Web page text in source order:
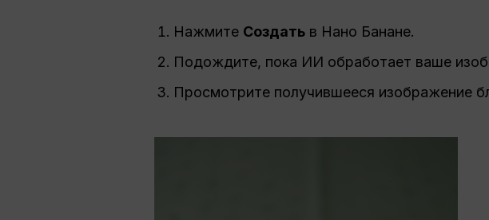
Нажмите Создать в Нано Банане.
Подождите, пока ИИ обработает ваше
Просмотрите получившееся изображение